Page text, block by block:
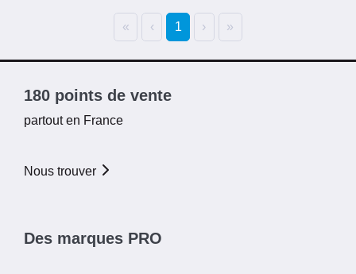
« ‹ 1 › »
180 points de vente
partout en France
Nous trouver
Des marques PRO